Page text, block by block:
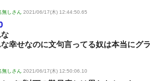
無しさん 2021/06/17(木) 12:44:50.65
幸せなのに文句言ってる奴は本当にグ
無しさん 2021/06/17(木) 12:50:06.10